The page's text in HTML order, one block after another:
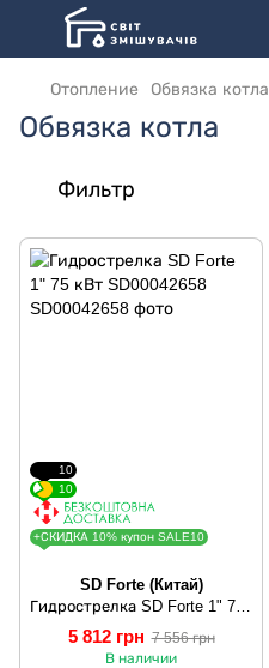
Отопление Обвязка котла
Обвязка котла
Фильтр
10
10
+СКИДКА 10% купон SALE10
SD Forte (Китай)
Гидрострелка SD Forte 1" 75 кВт SD00042658
5 812 грн 7 556 грн
В наличии